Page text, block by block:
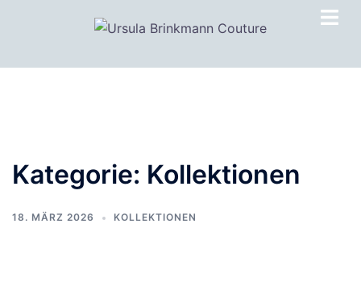
Kategorie: Kollektionen
18. MÄRZ 2026 KOLLEKTIONEN